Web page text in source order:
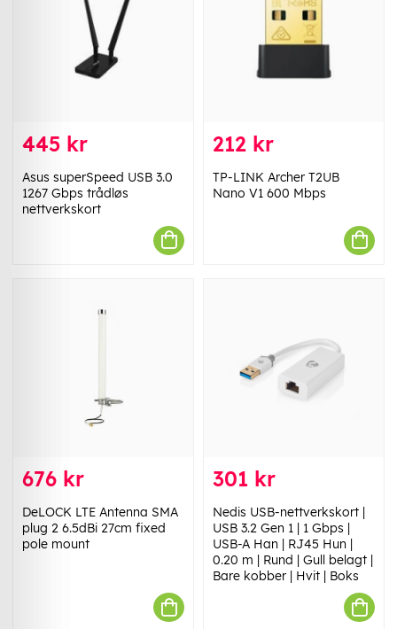
445 kr
Asus superSpeed USB 3.0
1267 Gbps trådløs
nettverkskort
212 kr
TP-LINK Archer T2UB
Nano V1 600 Mbps
676 kr
DeLOCK LTE Antenna SMA
plug 2 6.5dBi 27cm fixed
pole mount
301 kr
Nedis USB-nettverkskort |
USB 3.2 Gen 1 | 1 Gbps |
USB-A Han | RJ45 Hun |
0.20 m | Rund | Gull belagt |
Bare kobber | Hvit | Boks